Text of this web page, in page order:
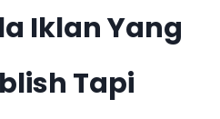
Iklan Yang
Tapi